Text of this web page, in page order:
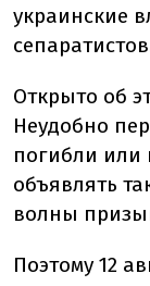
украинские
Открыто об
Неудобно
погибли или
объявлять
волны
Поэтому 12